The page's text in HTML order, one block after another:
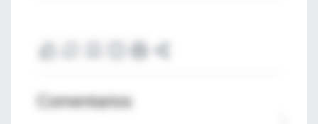
Comentarios